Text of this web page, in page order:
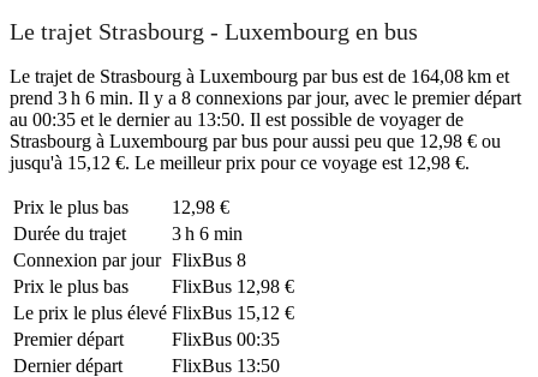
Le trajet Strasbourg - Luxembourg en bus
Le trajet de Strasbourg à Luxembourg par bus est de 164,08 km et
prend 3 h 6 min. Il y a 8 connexions par jour, avec le premier départ
au 00:35 et le dernier au 13:50. Il est possible de voyager de
Strasbourg à Luxembourg par bus pour aussi peu que 12,98 € ou
jusqu'à 15,12 €. Le meilleur prix pour ce voyage est 12,98 €.
Prix ​​le plus bas
12,98 €
Durée du trajet
3 h 6 min
Connexion par jour FlixBus 8
Prix ​​le plus bas
FlixBus 12,98 €
Le prix le plus élevé FlixBus 15,12 €
Premier départ
FlixBus 00:35
Dernier départ
FlixBus 13:50